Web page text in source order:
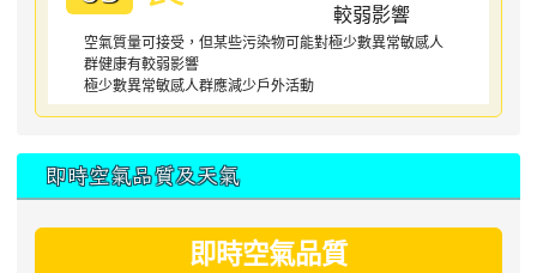
空氣質量可接受，但某些污染物可能對極少數異常敏感人
群健康有較弱影響
極少數異常敏感人群應減少戶外活動
即時空氣品質及天氣
即時空氣品質